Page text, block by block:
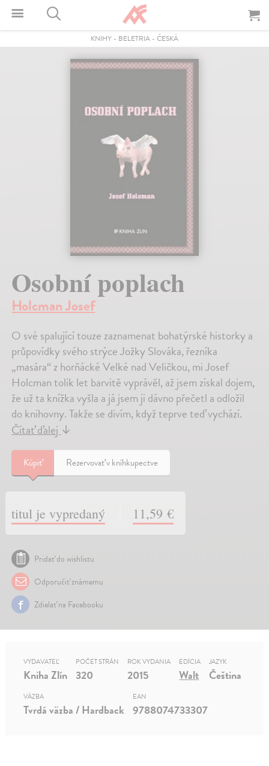
KNIHY - BELETRIA - ČESKÁ
Osobní poplach
Holcman Josef
O své spalující touze zaznamenat bohatýrské historky a
průpovídky svého strýce Jožky Slováka, řezníka
„masára“ z horňácké Velké nad Veličkou, mi Josef
Holcman tolik let barvitě vyprávěl, až jsem získal dojem,
že už ta knížka vyšla a já jsem ji dávno přečetl a odložil
do knihovny. Takže se divím, když teprve teď vychází.
Čítať ďalej↓
Kúpiť Rezervovať v kníhkupectve
titul je vypredaný 11,59 €
Pridať do wishlistu
Odporučiť známemu
Zdielať na Facebooku
VYDAVATEĽ
Kniha Zlín
POČET STRÁN
320
ROK VYDANIA
2015
EDÍCIA
Walt
JAZYK
Čeština
VÄZBA
Tvrdá väzba / Hardback
EAN
9788074733307